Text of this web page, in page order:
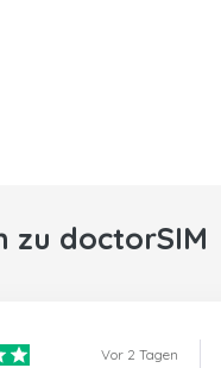
zu doctorSIM
Vor 2 Tagen